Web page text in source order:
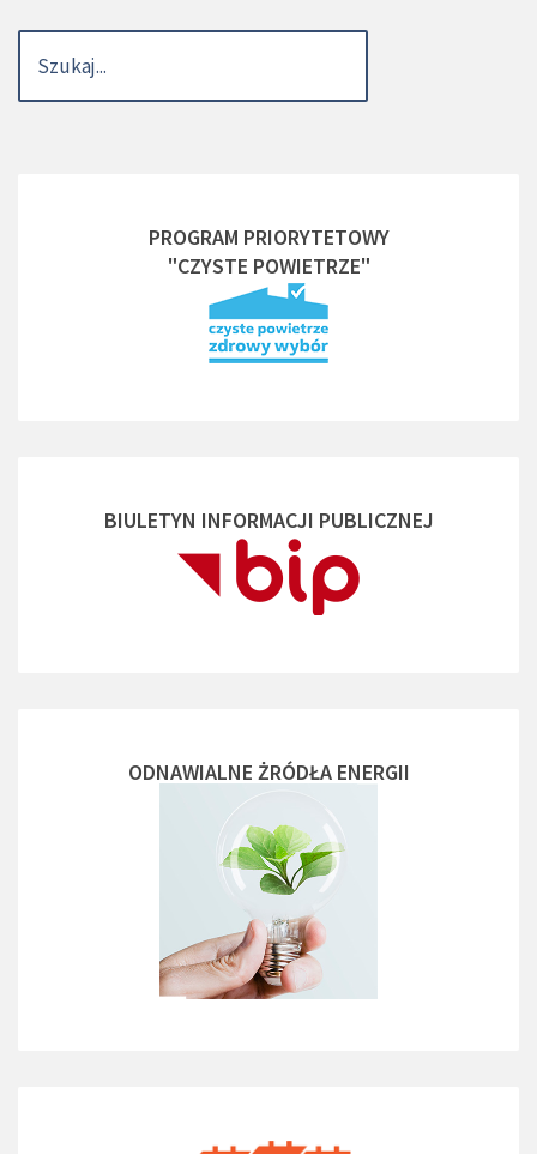
PROGRAM PRIORYTETOWY
"CZYSTE POWIETRZE"
BIULETYN INFORMACJI PUBLICZNEJ
ODNAWIALNE ŻRÓDŁA ENERGII